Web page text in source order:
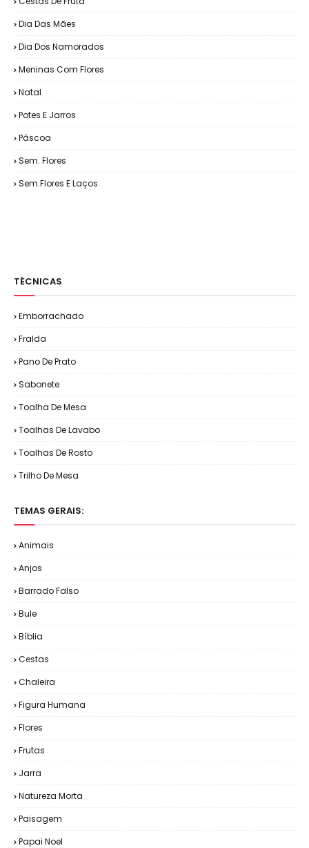
Dia Das Mães
Dia Dos Namorados
Meninas Com Flores
Natal
Potes E Jarros
Páscoa
Sem. Flores
Sem.Flores E Laços
TÉCNICAS
Emborrachado
Fralda
Pano De Prato
Sabonete
Toalha De Mesa
Toalhas De Lavabo
Toalhas De Rosto
Trilho De Mesa
TEMAS GERAIS:
Animais
Anjos
Barrado Falso
Bule
Bíblia
Cestas
Chaleira
Figura Humana
Flores
Frutas
Jarra
Natureza Morta
Paisagem
Papai Noel